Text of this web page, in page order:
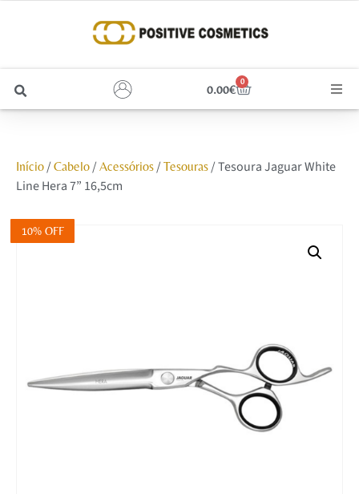
0.00€
0
Unhas
Mobiliário
Início/ Cabelo/ Acessórios/ Tesouras/ Tesoura Jaguar White
Line Hera 7” 16,5cm
10% OFF